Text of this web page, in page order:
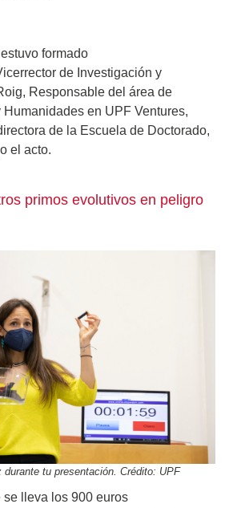
formado
de Investigación y
Responsable del área de
en UPF Ventures,
de la Escuela de Doctorado,
el acto.
primos evolutivos en peligro
durante tu presentación. Crédito: UPF
se lleva los 900 euros